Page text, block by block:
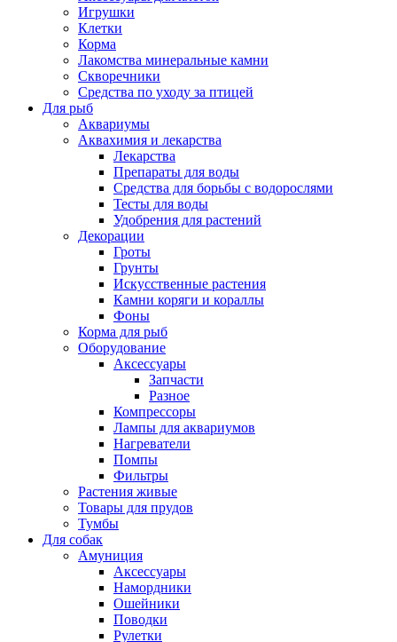
Игрушки
Клетки
Корма
Лакомства минеральные камни
Скворечники
Средства по уходу за птицей
Для рыб
Аквариумы
Аквахимия и лекарства
Лекарства
Препараты для воды
Средства для борьбы с водорослями
Тесты для воды
Удобрения для растений
Декорации
Гроты
Грунты
Искусственные растения
Камни коряги и кораллы
Фоны
Корма для рыб
Оборудование
Аксессуары
Запчасти
Разное
Компрессоры
Лампы для аквариумов
Нагреватели
Помпы
Фильтры
Растения живые
Товары для прудов
Тумбы
Для собак
Амуниция
Аксессуары
Намордники
Ошейники
Поводки
Рулетки